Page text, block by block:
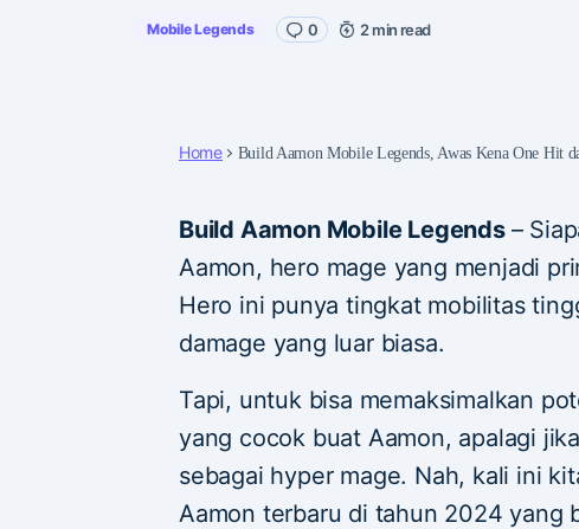
Mobile Legends 0 2 min read
Home Build Aamon Mobile Legends, Awas Kena One Hit
Build Aamon Mobile Legends –
Aamon, hero mage yang menjadi
Hero ini punya tingkat mobilitas
damage yang luar biasa.
Tapi, untuk bisa memaksimalkan
yang cocok buat Aamon, apalagi
sebagai hyper mage. Nah, kali ini
Aamon terbaru di tahun 2024 yang